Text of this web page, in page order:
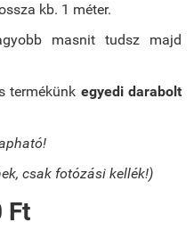
kb. 1 méter.
masnit tudsz majd
termékünk egyedi darabolt
csak fotózási kellék!)
Ft